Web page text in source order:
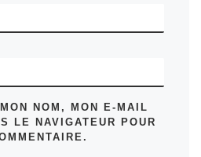
NOM, MON E-MAIL
LE NAVIGATEUR POUR